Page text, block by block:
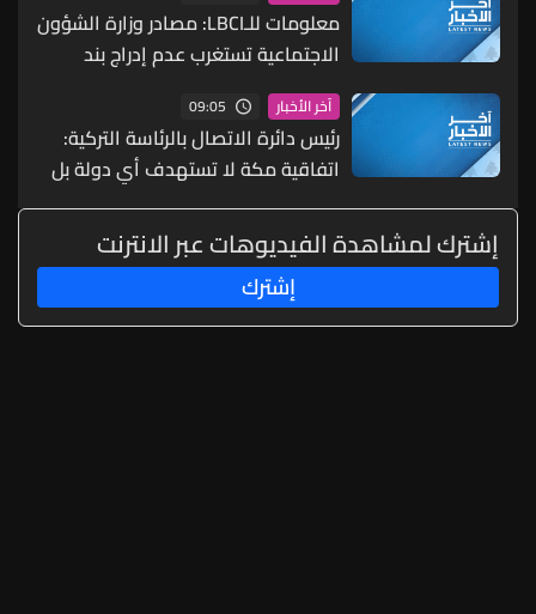
معلومات للـLBCI: مصادر وزارة الشؤون
الاجتماعية تستغرب عدم إدراج بند
القرض المخصص لبرنامج "أمان" على
جدول أعمال جلسة مجلس النواب لما
لذلك من تداعيات مباشرة على
استمرارية البرنامج بما يهدد بانقطاع
المساعدات عن نحو 150 ألف أسرة
لبنانية تعيش تحت خط الفقر
آخر الأخبار 09:05
رئيس دائرة الاتصال بالرئاسة التركية:
اتفاقية مكة لا تستهدف أي دولة بل
ستسهم في تعزيز الأمن والردع
الجماعي
إشترك لمشاهدة الفيديوهات عبر الانترنت
إشترك